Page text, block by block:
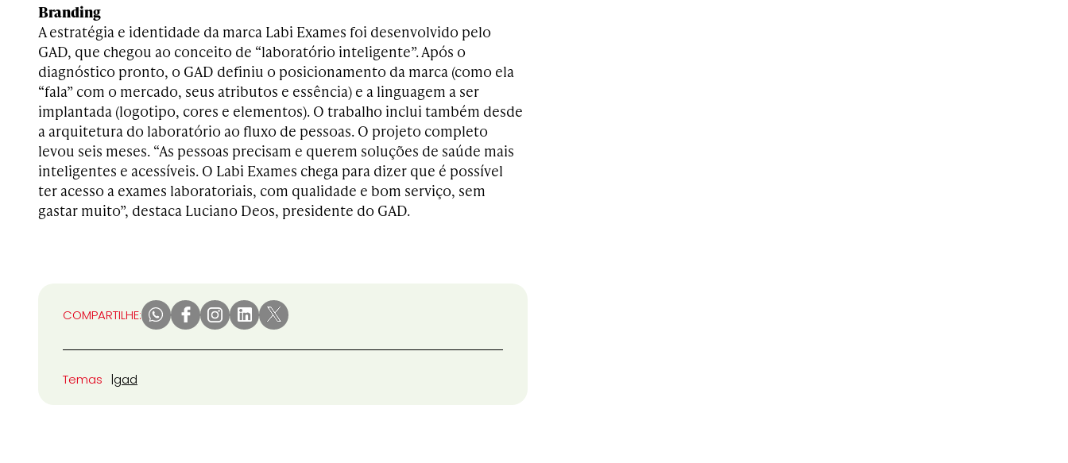
Branding
A estratégia e identidade da marca Labi Exames foi desenvolvido pelo
GAD, que chegou ao conceito de “laboratório inteligente”. Após o
diagnóstico pronto, o GAD definiu o posicionamento da marca (como ela
“fala” com o mercado, seus atributos e essência) e a linguagem a ser
implantada (logotipo, cores e elementos). O trabalho inclui também desde
a arquitetura do laboratório ao fluxo de pessoas. O projeto completo
levou seis meses. “As pessoas precisam e querem soluções de saúde mais
inteligentes e acessíveis. O Labi Exames chega para dizer que é possível
ter acesso a exames laboratoriais, com qualidade e bom serviço, sem
gastar muito”, destaca Luciano Deos, presidente do GAD.
COMPARTILHE:
Temas gad